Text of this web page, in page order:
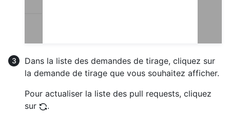
Dans la liste des demandes de tirage, cliquez sur
la demande de tirage que vous souhaitez afficher.
Pour actualiser la liste des pull requests, cliquez
sur
.